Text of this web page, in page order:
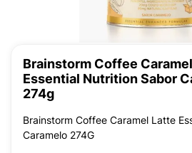
Brainstorm Coffee
Essential Nutrition Sabor
274g
Brainstorm Coffee Caramel Latte
Caramelo 274G